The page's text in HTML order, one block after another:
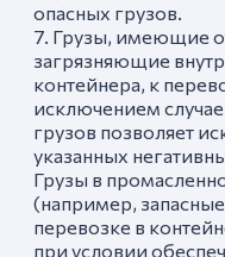
опасных грузов.
7. Грузы, имеющие
загрязняющие
контейнера, к
исключением
грузов позволяет
указанных
Грузы в
(например,
перевозке в
при условии